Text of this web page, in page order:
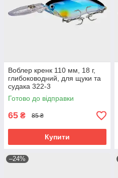
Воблер кренк 110 мм, 18 г,
глибоководний, для щуки та
судака 322-3
Готово до відправки
65 ₴ 85 ₴
Купити
–24%